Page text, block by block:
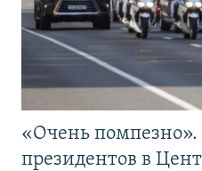
«Очень
президентов в